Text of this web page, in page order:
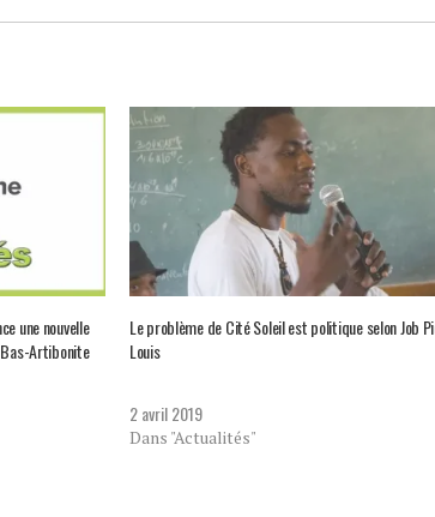
une nouvelle
Artibonite
Le problème de Cité Soleil est politique selon Job
Louis
2 avril 2019
Dans "Actualités"